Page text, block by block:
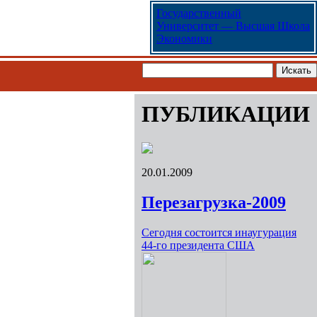
Государственный
Университет — Высшая Школа
Экономики
ПУБЛИКАЦИИ
20.01.2009
Перезагрузка-2009
Сегодня состоится инаугурация
44-го президента США